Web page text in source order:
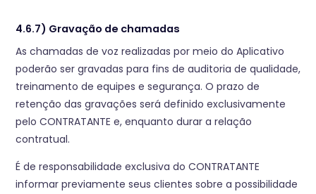
4.6.7) Gravação de chamadas
As chamadas de voz realizadas por meio do Aplicativo
poderão ser gravadas para fins de auditoria de qualidade,
treinamento de equipes e segurança. O prazo de
retenção das gravações será definido exclusivamente
pelo CONTRATANTE e, enquanto durar a relação
contratual.
É de responsabilidade exclusiva do CONTRATANTE
informar previamente seus clientes sobre a possibilidade